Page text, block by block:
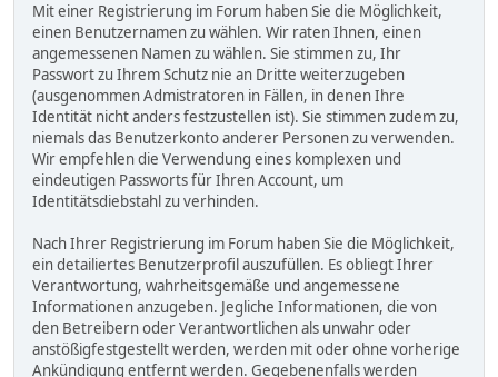
Mit einer Registrierung im Forum haben Sie die Möglichkeit,
einen Benutzernamen zu wählen. Wir raten Ihnen, einen
angemessenen Namen zu wählen. Sie stimmen zu, Ihr
Passwort zu Ihrem Schutz nie an Dritte weiterzugeben
(ausgenommen Admistratoren in Fällen, in denen Ihre
Identität nicht anders festzustellen ist). Sie stimmen zudem zu,
niemals das Benutzerkonto anderer Personen zu verwenden.
Wir empfehlen die Verwendung eines komplexen und
eindeutigen Passworts für Ihren Account, um
Identitätsdiebstahl zu verhinden.
Nach Ihrer Registrierung im Forum haben Sie die Möglichkeit,
ein detailiertes Benutzerprofil auszufüllen. Es obliegt Ihrer
Verantwortung, wahrheitsgemäße und angemessene
Informationen anzugeben. Jegliche Informationen, die von
den Betreibern oder Verantwortlichen als unwahr oder
anstößigfestgestellt werden, werden mit oder ohne vorherige
Ankündigung entfernt werden. Gegebenenfalls werden